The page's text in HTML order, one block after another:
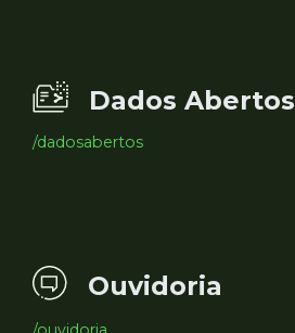
Dados Abertos
/dadosabertos
Ouvidoria